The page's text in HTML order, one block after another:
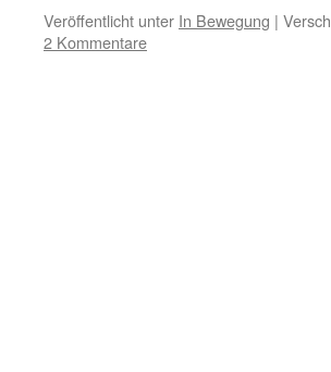
Veröffentlicht unter In Bewegung |
2 Kommentare